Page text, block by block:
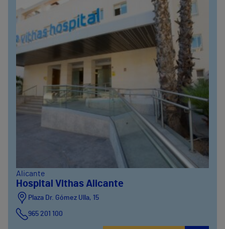
Alicante
Hospital Vithas Alicante
Plaza Dr. Gómez Ulla, 15
965 201 100